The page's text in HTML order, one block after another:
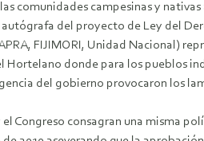
comunidades campesinas y
del proyecto de Ley del
FIJIMORI, Unidad Nacional)
Hortelano donde para los pueblos
del gobierno provocaron los
Congreso consagran una misma